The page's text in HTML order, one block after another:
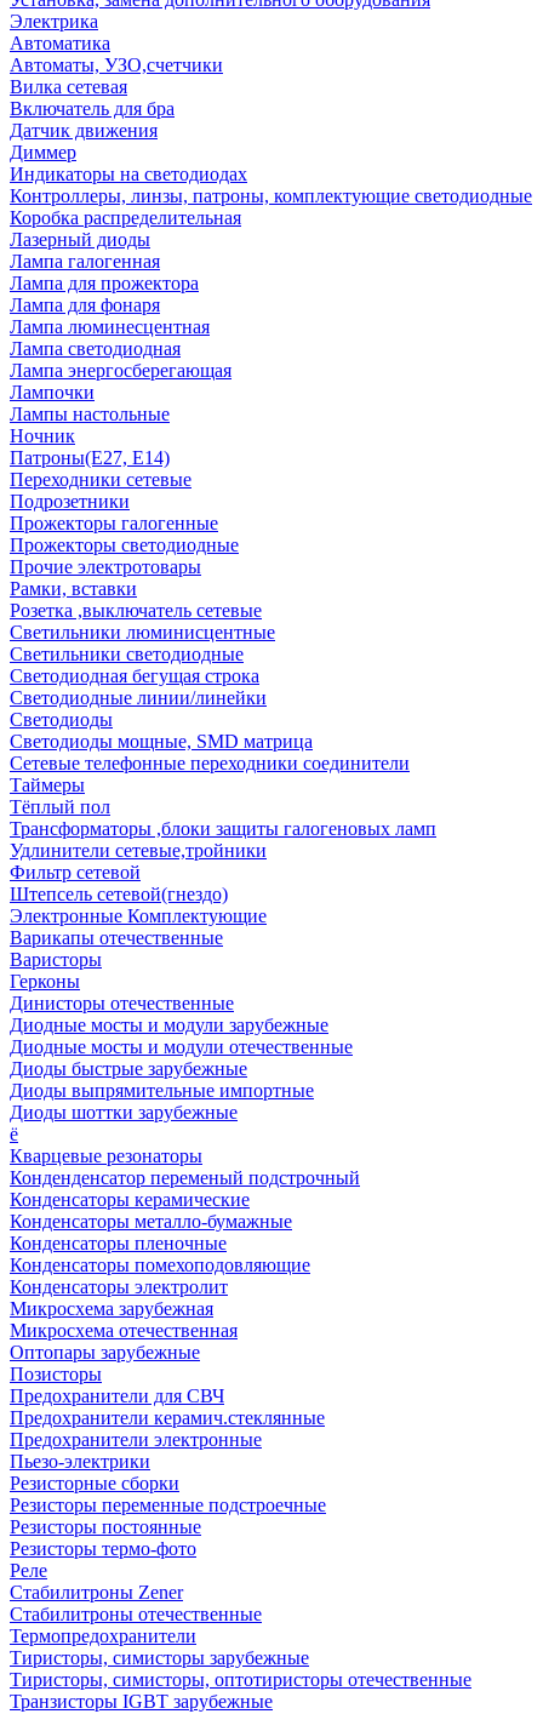
Электрика
Автоматика
Автоматы, УЗО,счетчики
Вилка сетевая
Включатель для бра
Датчик движения
Диммер
Индикаторы на светодиодах
Контроллеры, линзы, патроны, комплектующие светодиодные
Коробка распределительная
Лазерный диоды
Лампа галогенная
Лампа для прожектора
Лампа для фонаря
Лампа люминесцентная
Лампа светодиодная
Лампа энергосберегающая
Лампочки
Лампы настольные
Ночник
Патроны(Е27, Е14)
Переходники сетевые
Подрозетники
Прожекторы галогенные
Прожекторы светодиодные
Прочие электротовары
Рамки, вставки
Розетка ,выключатель сетевые
Светильники люминисцентные
Светильники светодиодные
Светодиодная бегущая строка
Светодиодные линии/линейки
Светодиоды
Светодиоды мощные, SMD матрица
Сетевые телефонные переходники соединители
Таймеры
Тёплый пол
Трансформаторы ,блоки защиты галогеновых ламп
Удлинители сетевые,тройники
Фильтр сетевой
Штепсель сетевой(гнездо)
Электронные Комплектующие
Варикапы отечественные
Варисторы
Герконы
Динисторы отечественные
Диодные мосты и модули зарубежные
Диодные мосты и модули отечественные
Диоды быстрые зарубежные
Диоды выпрямительные импортные
Диоды шоттки зарубежные
ё
Кварцевые резонаторы
Конденденсатор переменый подстрочный
Конденсаторы керамические
Конденсаторы металло-бумажные
Конденсаторы пленочные
Конденсаторы помехоподовляющие
Конденсаторы электролит
Микросхема зарубежная
Микросхема отечественная
Оптопары зарубежные
Позисторы
Предохранители для СВЧ
Предохранители керамич.стеклянные
Предохранители электронные
Пьезо-электрики
Резисторные сборки
Резисторы переменные подстроечные
Резисторы постоянные
Резисторы термо-фото
Реле
Стабилитроны Zener
Стабилитроны отечественные
Термопредохранители
Тиристоры, симисторы зарубежные
Тиристоры, симисторы, оптотиристоры отечественные
Транзисторы IGBT зарубежные